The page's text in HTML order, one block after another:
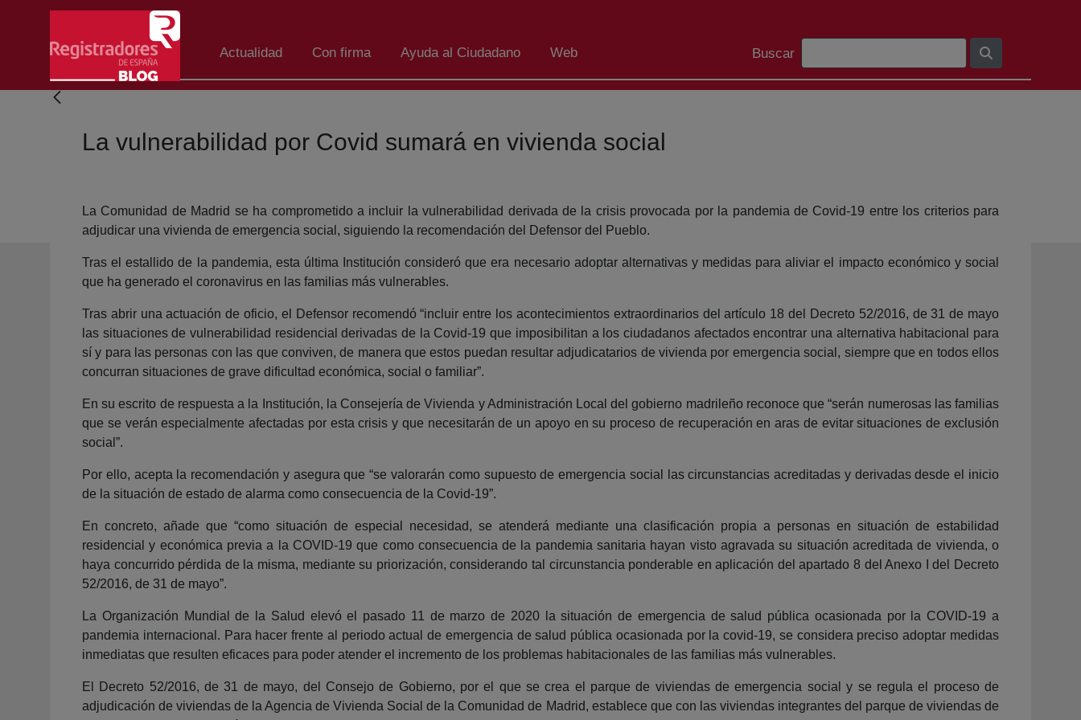
Salta al contingut principal
Actualidad Con firma Ayuda al Ciudadano Web
Barra de cerca
Buscar
La vulnerabilidad por Covid sumará en vivienda social
La Comunidad de Madrid se ha comprometido a incluir la vulnerabilidad derivada de la crisis provocada por la pandemia de Covid-19 entre los criterios para
adjudicar una vivienda de emergencia social, siguiendo la recomendación del Defensor del Pueblo.
Tras el estallido de la pandemia, esta última Institución consideró que era necesario adoptar alternativas y medidas para aliviar el impacto económico y social
que ha generado el coronavirus en las familias más vulnerables.
Tras abrir una actuación de oficio, el Defensor recomendó “incluir entre los acontecimientos extraordinarios del artículo 18 del Decreto 52/2016, de 31 de mayo
las situaciones de vulnerabilidad residencial derivadas de la Covid-19 que imposibilitan a los ciudadanos afectados encontrar una alternativa habitacional para
sí y para las personas con las que conviven, de manera que estos puedan resultar adjudicatarios de vivienda por emergencia social, siempre que en todos ellos
concurran situaciones de grave dificultad económica, social o familiar”.
En su escrito de respuesta a la Institución, la Consejería de Vivienda y Administración Local del gobierno madrileño reconoce que “serán numerosas las familias
que se verán especialmente afectadas por esta crisis y que necesitarán de un apoyo en su proceso de recuperación en aras de evitar situaciones de exclusión
social”.
Por ello, acepta la recomendación y asegura que “se valorarán como supuesto de emergencia social las circunstancias acreditadas y derivadas desde el inicio
de la situación de estado de alarma como consecuencia de la Covid-19”.
En concreto, añade que “como situación de especial necesidad, se atenderá mediante una clasificación propia a personas en situación de estabilidad
residencial y económica previa a la COVID-19 que como consecuencia de la pandemia sanitaria hayan visto agravada su situación acreditada de vivienda, o
haya concurrido pérdida de la misma, mediante su priorización, considerando tal circunstancia ponderable en aplicación del apartado 8 del Anexo I del Decreto
52/2016, de 31 de mayo”.
La Organización Mundial de la Salud elevó el pasado 11 de marzo de 2020 la situación de emergencia de salud pública ocasionada por la COVID-19 a
pandemia internacional. Para hacer frente al periodo actual de emergencia de salud pública ocasionada por la covid-19, se considera preciso adoptar medidas
inmediatas que resulten eficaces para poder atender el incremento de los problemas habitacionales de las familias más vulnerables.
El Decreto 52/2016, de 31 de mayo, del Consejo de Gobierno, por el que se crea el parque de viviendas de emergencia social y se regula el proceso de
adjudicación de viviendas de la Agencia de Vivienda Social de la Comunidad de Madrid, establece que con las viviendas integrantes del parque de viviendas de